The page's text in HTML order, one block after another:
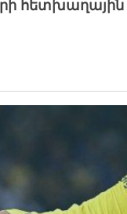
հետխաղային